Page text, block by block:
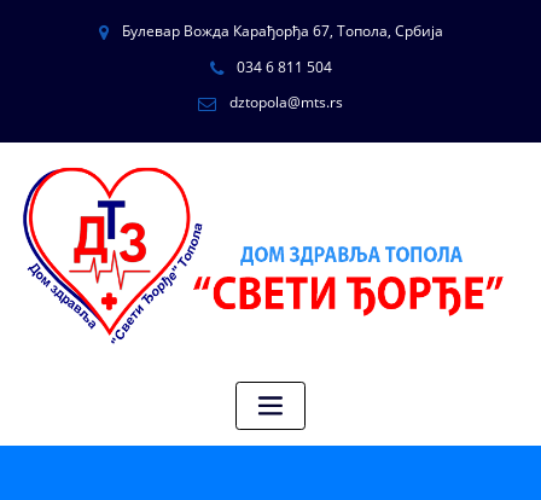
Булевар Вожда Карађорђа 67, Топола, Србија
034 6 811 504
dztopola@mts.rs